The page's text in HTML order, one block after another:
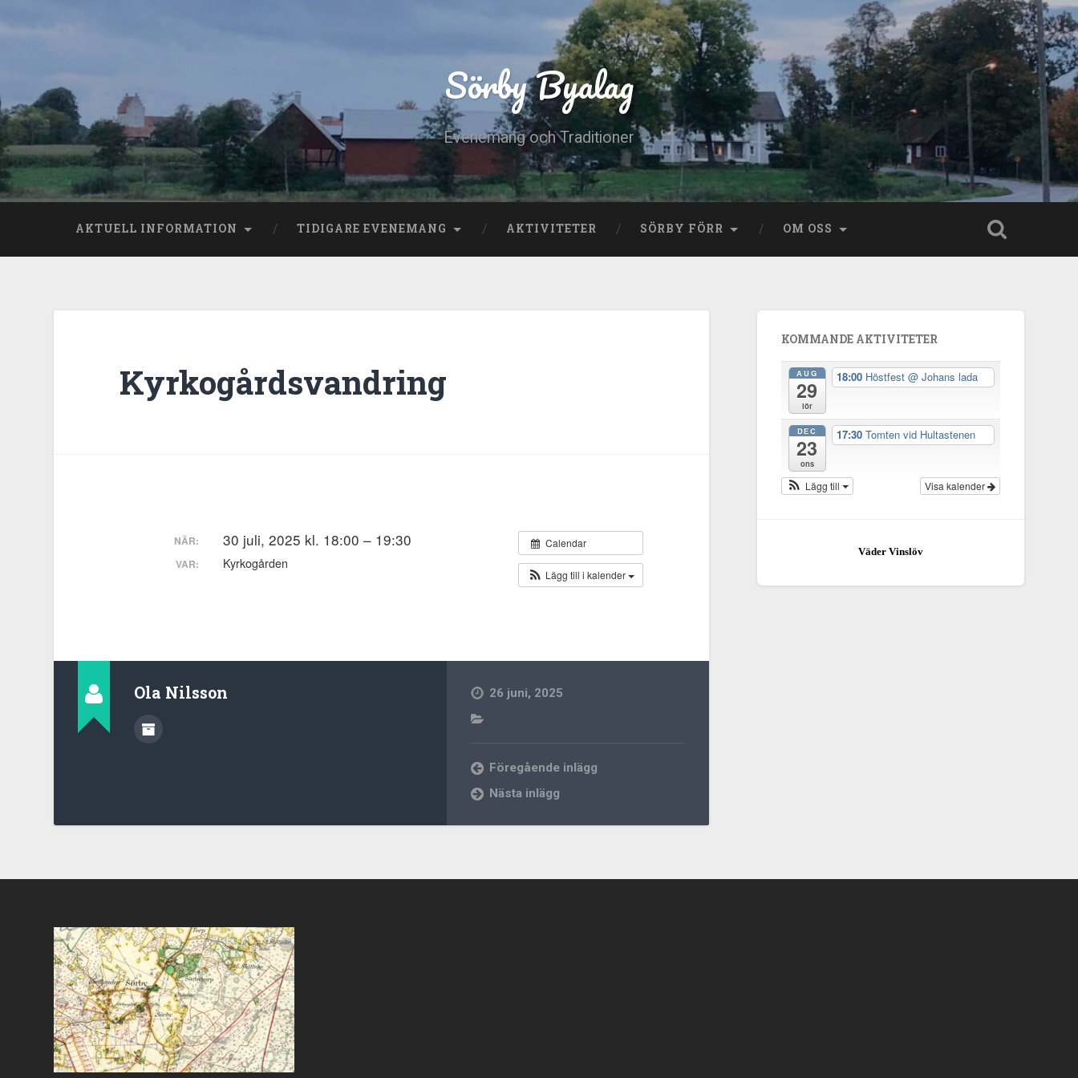
Sörby Byalag
Evenemang och Traditioner
AKTUELL INFORMATION TIDIGARE EVENEMANG AKTIVITETER SÖRBY FÖRR OM OSS
Kyrkogårdsvandring
Calendar
Lägg till i kalender
NÄR: 30 juli, 2025 kl. 18:00 – 19:30
VAR: Kyrkogården
Ola Nilsson 26 juni, 2025
Föregående inlägg
Nästa inlägg
KOMMANDE AKTIVITETER
AUG
29
lör
18:00 Höstfest @ Johans lada
DEC
23
ons
17:30 Tomten vid Hultastenen
Visa kalender
Lägg till
Väder Vinslöv